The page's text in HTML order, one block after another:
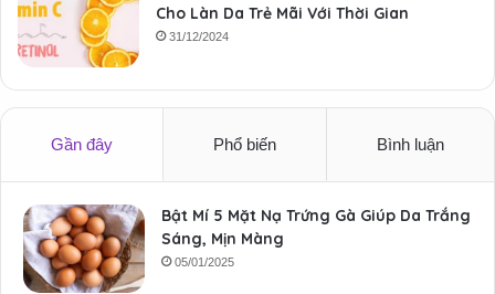
Cho Làn Da Trẻ Mãi Với Thời Gian
31/12/2024
Gần đây Phổ biến Bình luận
Bật Mí 5 Mặt Nạ Trứng Gà Giúp Da Trắng
Sáng, Mịn Màng
05/01/2025